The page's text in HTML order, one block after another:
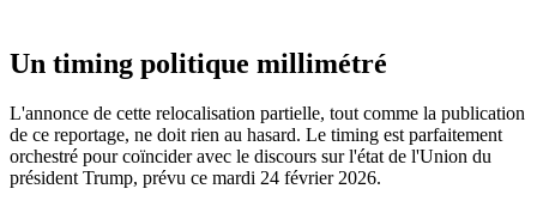
Un timing politique millimétré
L'annonce de cette relocalisation partielle, tout comme la publication
de ce reportage, ne doit rien au hasard. Le timing est parfaitement
orchestré pour coïncider avec le discours sur l'état de l'Union du
président Trump, prévu ce mardi 24 février 2026.